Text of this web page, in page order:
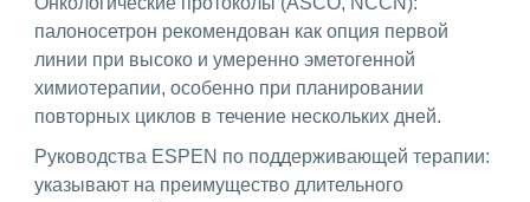
палоносетрон рекомендован как опция первой
линии при высоко и умеренно эметогенной
химиотерапии, особенно при планировании
повторных циклов в течение нескольких дней.
Руководства ESPEN по поддерживающей терапии:
указывают на преимущество длительного